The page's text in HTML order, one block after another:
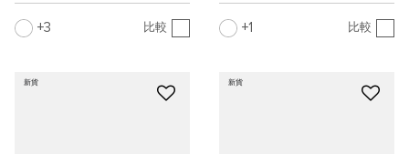
3 比較 1 比較
新貨 新貨